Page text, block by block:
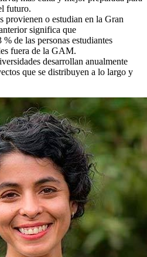
futuro.
provienen o estudian en la Gran
significa que
de las personas estudiantes
fuera de la GAM.
desarrollan anualmente
que se distribuyen a lo largo y